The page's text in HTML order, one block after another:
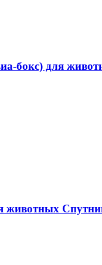
бокс) для
животных